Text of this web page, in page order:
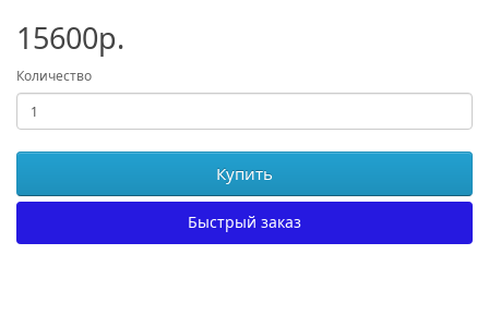
15600р.
Количество
Купить
Быстрый заказ